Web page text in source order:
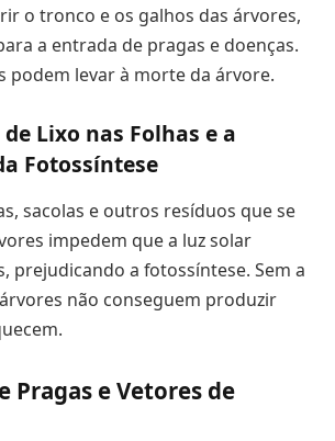
o tronco e os galhos das árvores,
a entrada de pragas e doenças.
podem levar à morte da árvore.
Lixo nas Folhas e a
Fotossíntese
sacolas e outros resíduos que se
impedem que a luz solar
prejudicando a fotossíntese. Sem a
não conseguem produzir
Pragas e Vetores de